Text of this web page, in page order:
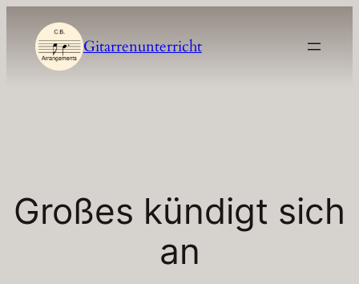
Gitarrenunterricht
Großes kündigt sich
an